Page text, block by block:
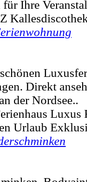
Ihre
Direkt
der Nordsee..
Luxus
Urlaub